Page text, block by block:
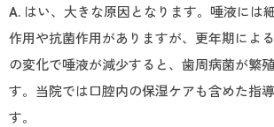
A. はい、大きな原因となります。唾液には
作用や抗菌作用がありますが、更年期によ
の変化で唾液が減少すると、歯周病菌が繁
す。当院では口腔内の保湿ケアも含めた指
す。